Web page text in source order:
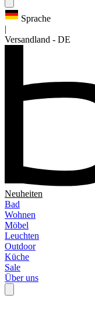
Sprache
Versandland - DE
Neuheiten
Bad
Wohnen
Möbel
Leuchten
Outdoor
Küche
Sale
Über uns